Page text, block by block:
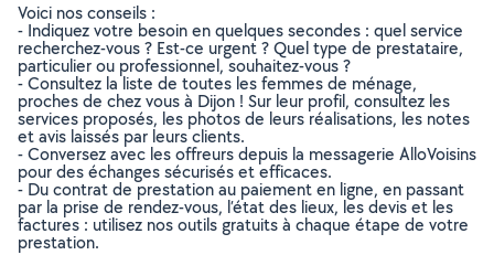
Voici nos conseils :
- Indiquez votre besoin en quelques secondes : quel service
recherchez-vous ? Est-ce urgent ? Quel type de prestataire,
particulier ou professionnel, souhaitez-vous ?
- Consultez la liste de toutes les femmes de ménage,
proches de chez vous à Dijon ! Sur leur profil, consultez les
services proposés, les photos de leurs réalisations, les notes
et avis laissés par leurs clients.
- Conversez avec les offreurs depuis la messagerie AlloVoisins
pour des échanges sécurisés et efficaces.
- Du contrat de prestation au paiement en ligne, en passant
par la prise de rendez-vous, l’état des lieux, les devis et les
factures : utilisez nos outils gratuits à chaque étape de votre
prestation.